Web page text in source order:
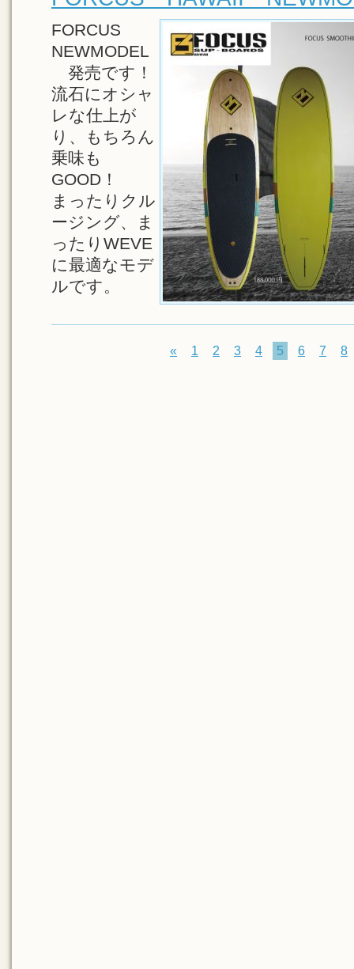
FORCUS
NEWMODEL
発売です！
流石にオシャ
レな仕上が
り、もちろん
乗味も
GOOD！
まったりクル
ージング、ま
ったりWEVE
に最適なモデ
ルです。
« 1 2 3 4 5 6 7 8